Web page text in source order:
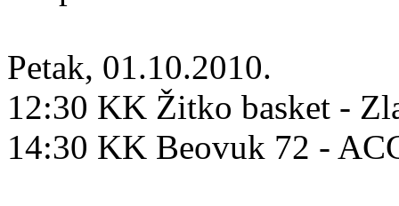
Petak, 01.10.2010.
12:30 KK Žitko basket -
14:30 KK Beovuk 72 -